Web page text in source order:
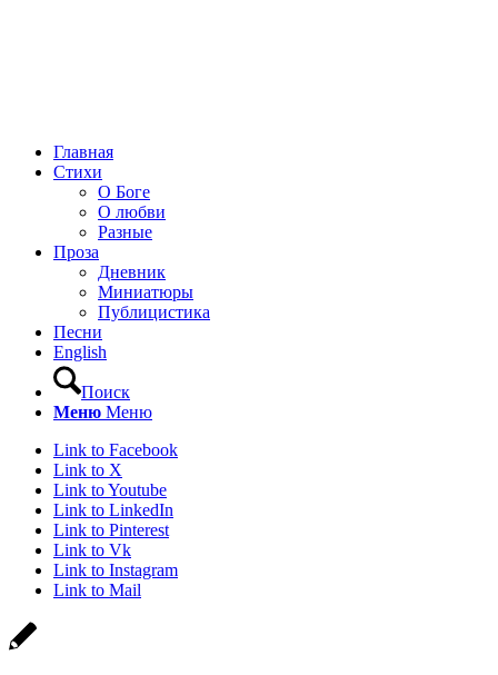
Главная
Стихи
О Боге
О любви
Разные
Проза
Дневник
Миниатюры
Публицистика
Песни
English
Поиск
Меню Меню
Link to Facebook
Link to X
Link to Youtube
Link to LinkedIn
Link to Pinterest
Link to Vk
Link to Instagram
Link to Mail